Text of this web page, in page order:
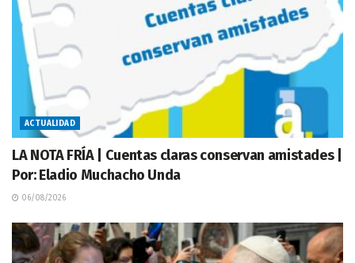
ACTUALIDAD
LA NOTA FRÍA | Cuentas claras conservan amistades |
Por: Eladio Muchacho Unda
06/08/2026